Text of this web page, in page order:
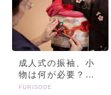
成人式の振袖、小
物は何が必要？画
像とセットで詳し
FURISODE